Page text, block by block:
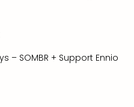
– SOMBR + Support Ennio